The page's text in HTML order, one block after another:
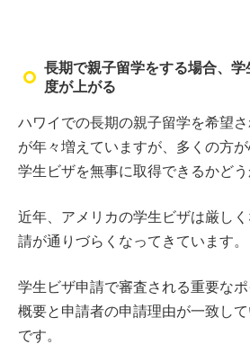
長期で親子留学をする場合、
度が上がる
ハワイでの長期の親子留学を希望
が年々増えていますが、多くの方
学生ビザを無事に取得できるかどう
近年、アメリカの学生ビザは厳し
請が通りづらくなってきています。
学生ビザ申請で審査される重要な
概要と申請者の申請理由が一致し
です。